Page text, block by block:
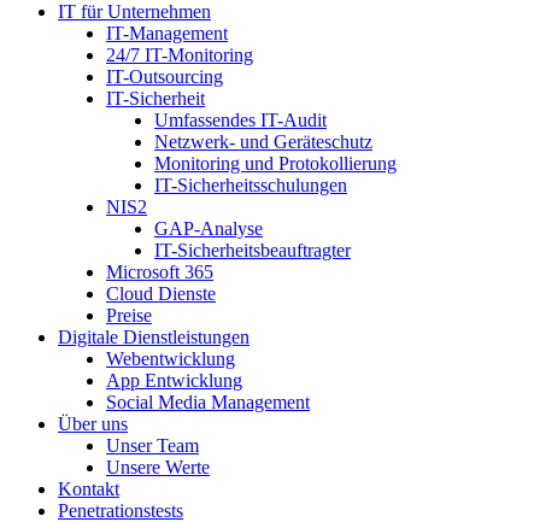
IT für Unternehmen
IT-Management
24/7 IT-Monitoring
IT-Outsourcing
IT-Sicherheit
Umfassendes IT-Audit
Netzwerk- und Geräteschutz
Monitoring und Protokollierung
IT-Sicherheitsschulungen
NIS2
GAP-Analyse
IT-Sicherheitsbeauftragter
Microsoft 365
Cloud Dienste
Preise
Digitale Dienstleistungen
Webentwicklung
App Entwicklung
Social Media Management
Über uns
Unser Team
Unsere Werte
Kontakt
Penetrationstests